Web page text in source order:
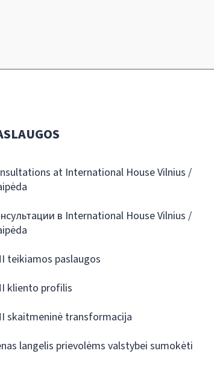
at International House Vilnius /
в International House Vilnius /
teikiamos paslaugos
kliento profilis
skaitmeninė transformacija
langelis prievolėms valstybei sumokėti